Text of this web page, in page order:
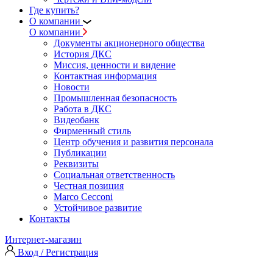
Где купить?
О компании
О компании
Документы акционерного общества
История ДКС
Миссия, ценности и видение
Контактная информация
Новости
Промышленная безопасность
Работа в ДКС
Видеобанк
Фирменный стиль
Центр обучения и развития персонала
Публикации
Реквизиты
Социальная ответственность
Честная позиция
Marco Cecconi
Устойчивое развитие
Контакты
Интернет-магазин
Вход / Регистрация